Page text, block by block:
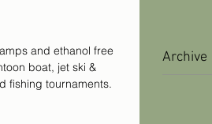
and ethanol free
boat, jet ski &
fishing tournaments.
Archive